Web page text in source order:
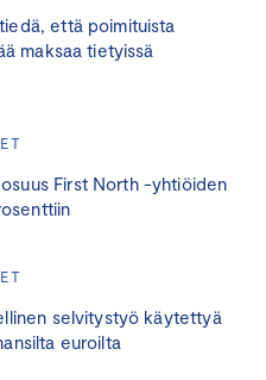
että poimituista
maksaa tietyissä
First North -yhtiöiden
selvitystyö käytettyä
euroilta